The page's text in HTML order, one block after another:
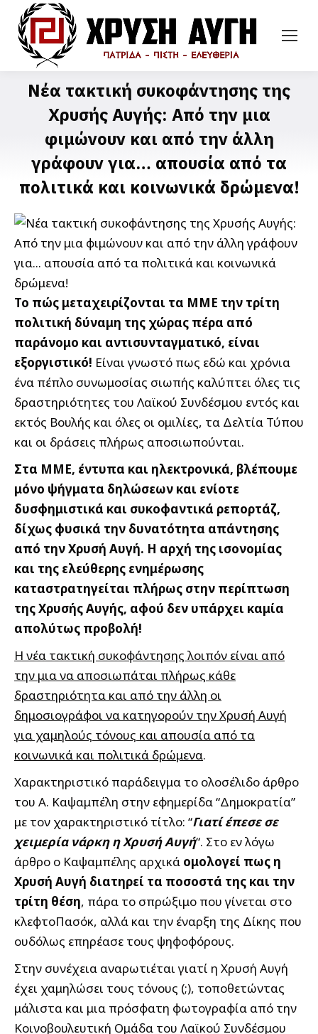
Νέα τακτική συκοφάντησης της
Χρυσής Αυγής: Από την μια
φιμώνουν και από την άλλη
γράφουν για… απουσία από τα
πολιτικά και κοινωνικά δρώμενα!
Το πώς μεταχειρίζονται τα ΜΜΕ την τρίτη
πολιτική δύναμη της χώρας πέρα από
παράνομο και αντισυνταγματικό, είναι
εξοργιστικό! Είναι γνωστό πως εδώ και χρόνια
ένα πέπλο συνωμοσίας σιωπής καλύπτει όλες τις
δραστηριότητες του Λαϊκού Συνδέσμου εντός και
εκτός Βουλής και όλες οι ομιλίες, τα Δελτία Τύπου
και οι δράσεις πλήρως αποσιωπούνται.
Στα ΜΜΕ, έντυπα και ηλεκτρονικά, βλέπουμε
μόνο ψήγματα δηλώσεων και ενίοτε
δυσφημιστικά και συκοφαντικά ρεπορτάζ,
δίχως φυσικά την δυνατότητα απάντησης
από την Χρυσή Αυγή. Η αρχή της ισονομίας
και της ελεύθερης ενημέρωσης
καταστρατηγείται πλήρως στην περίπτωση
της Χρυσής Αυγής, αφού δεν υπάρχει καμία
απολύτως προβολή!
Η νέα τακτική συκοφάντησης λοιπόν είναι από
την μια να αποσιωπάται πλήρως κάθε
δραστηριότητα και από την άλλη οι
δημοσιογράφοι να κατηγορούν την Χρυσή Αυγή
για χαμηλούς τόνους και απουσία από τα
κοινωνικά και πολιτικά δρώμενα.
Χαρακτηριστικό παράδειγμα το ολοσέλιδο άρθρο
του A. Καψαμπέλη στην εφημερίδα “Δημοκρατία”
με τον χαρακτηριστικό τίτλο: “Γιατί έπεσε σε
χειμερία νάρκη η Χρυσή Αυγή“. Στο εν λόγω
άρθρο ο Καψαμπέλης αρχικά ομολογεί πως η
Χρυσή Αυγή διατηρεί τα ποσοστά της και την
τρίτη θέση, πάρα το σπρώξιμο που γίνεται στο
κλεφτοΠασόκ, αλλά και την έναρξη της Δίκης που
ουδόλως επηρέασε τους ψηφοφόρους.
Στην συνέχεια αναρωτιέται γιατί η Χρυσή Αυγή
έχει χαμηλώσει τους τόνους (;), τοποθετώντας
μάλιστα και μια πρόσφατη φωτογραφία από την
Κοινοβουλευτική Ομάδα του Λαϊκού Συνδέσμου